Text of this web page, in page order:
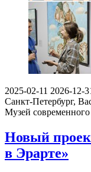
2025-02-11 2026-12-
Санкт-Петербург,
Музей современного
Новый
в Эрарте»